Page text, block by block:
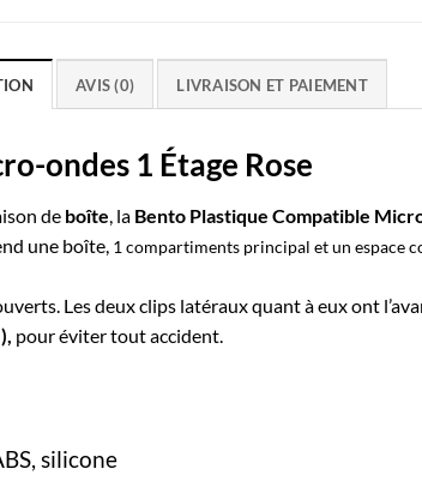
AVIS (0) LIVRAISON ET PAIEMENT
ondes 1 Étage Rose
de boîte, la Bento Plastique Compatible
une boîte, 1 compartiments principal et un espace
Les deux clips latéraux quant à eux ont
pour éviter tout accident.
silicone